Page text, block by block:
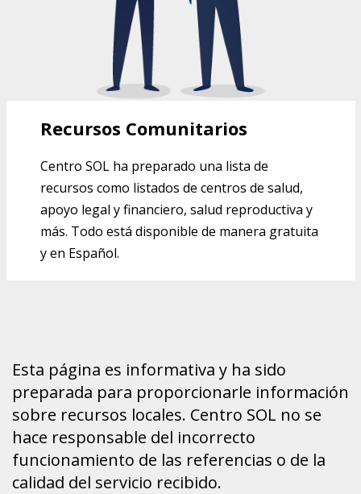
Recursos Comunitarios
Centro SOL ha preparado una lista de
recursos como listados de centros de salud,
apoyo legal y financiero, salud reproductiva y
más. Todo está disponible de manera gratuita
y en Español.
Esta página es informativa y ha sido
preparada para proporcionarle información
sobre recursos locales. Centro SOL no se
hace responsable del incorrecto
funcionamiento de las referencias o de la
calidad del servicio recibido.